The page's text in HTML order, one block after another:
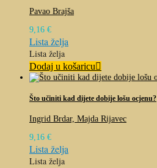
Pavao Brajša
9,16 €
Lista želja
Lista želja
Dodaj u košaricu
Što učiniti kad dijete dobije lošu ocjenu?
Ingrid Brdar, Majda Rijavec
9,16 €
Lista želja
Lista želja